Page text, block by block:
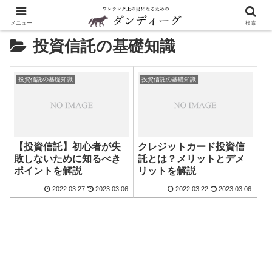
投資信託の基礎知識
投資信託の基礎知識
【投資信託】初心者が失
敗しないために知るべき
ポイントを解説
2022.03.27 2023.03.06
投資信託の基礎知識
クレジットカード投資信
託とは？メリットとデメ
リットを解説
2022.03.22 2023.03.06
メニュー 検索